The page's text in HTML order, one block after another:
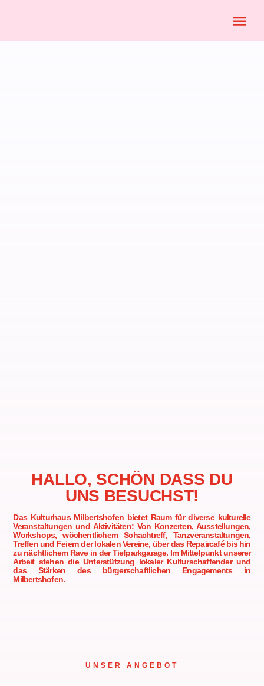
HALLO, SCHÖN DASS DU
UNS BESUCHST!
Das Kulturhaus Milbertshofen bietet Raum für diverse kulturelle
Veranstaltungen und Aktivitäten: Von Konzerten, Ausstellungen,
Workshops, wöchentlichem Schachtreff, Tanzveranstaltungen,
Treffen und Feiern der lokalen Vereine, über das Repaircafé bis hin
zu nächtlichem Rave in der Tiefparkgarage. Im Mittelpunkt unserer
Arbeit stehen die Unterstützung lokaler Kulturschaffender und
das Stärken des bürgerschaftlichen Engagements in
Milbertshofen.
UNSER ANGEBOT